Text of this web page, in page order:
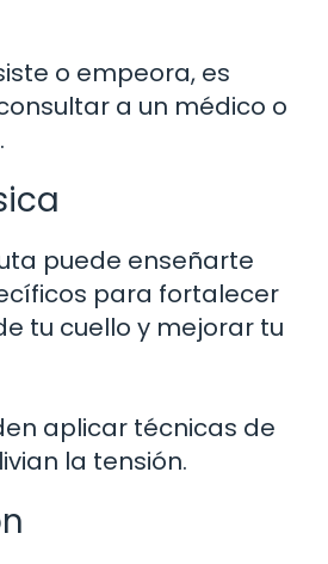
o empeora, es
a un médico o
puede enseñarte
para fortalecer
tu cuello y mejorar tu
aplicar técnicas de
la tensión.